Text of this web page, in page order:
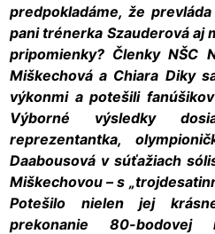
predpokladáme, že
pani trénerka Szauderová aj
pripomienky? Členky NŠC
Miškechová a Chiara Diky
výkonmi a potešili
Výborné výsledky
reprezentantka,
Daabousová v súťažiach
Miškechovou – s
Potešilo nielen jej
prekonanie 80-